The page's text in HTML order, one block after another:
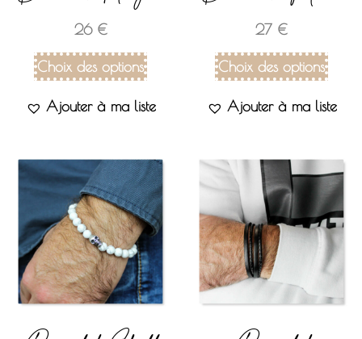
26 €
Choix des options
Ajouter à ma liste
27 €
Choix des options
Ajouter à ma liste